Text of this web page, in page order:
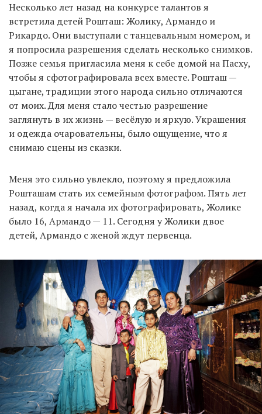
Несколько лет назад на конкурсе талантов я
встретила детей Рошташ: Жолику, Армандо и
Рикардо. Они выступали с танцевальным номером, и
я попросила разрешения сделать несколько снимков.
Позже семья пригласила меня к себе домой на Пасху,
чтобы я сфотографировала всех вместе. Рошташ —
цыгане, традиции этого народа сильно отличаются
от моих. Для меня стало честью разрешение
заглянуть в их жизнь — весёлую и яркую. Украшения
и одежда очаровательны, было ощущение, что я
снимаю сцены из сказки.
Меня это сильно увлекло, поэтому я предложила
Рошташам стать их семейным фотографом. Пять лет
назад, когда я начала их фотографировать, Жолике
было 16, Армандо — 11. Сегодня у Жолики двое
детей, Армандо с женой ждут первенца.